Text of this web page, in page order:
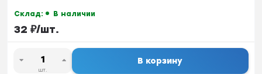
Склад: В наличии
32 ₽/шт.
шт.
В корзину